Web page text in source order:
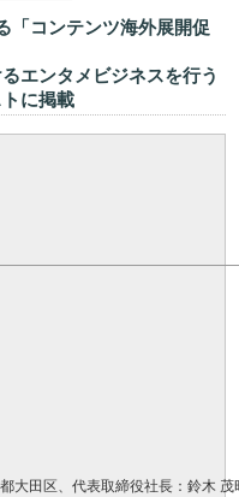
「コンテンツ海外展開促
エンタメビジネスを行う
に掲載
大田区、代表取締役社長：鈴木